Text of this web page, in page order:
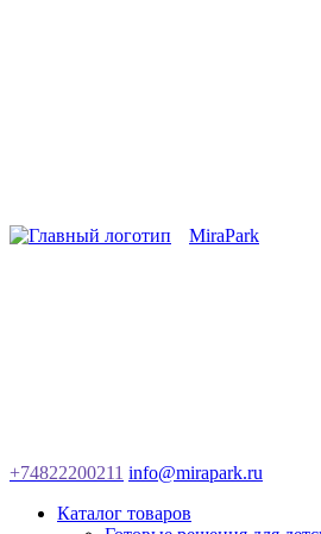
MiraPark
+74822200211 info@mirapark.ru
Каталог товаров